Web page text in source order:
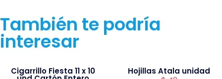
También te podría
interesar
Cigarrillo Fiesta 11 x 10
Hojillas Atala unidad